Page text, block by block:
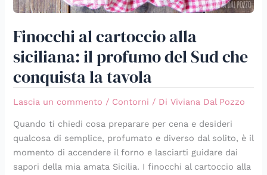
Finocchi al cartoccio alla
siciliana: il profumo del Sud che
conquista la tavola
Lascia un commento / Contorni / DiViviana Dal Pozzo
Quando ti chiedi cosa preparare per cena e desideri
qualcosa di semplice, profumato e diverso dal solito, è il
momento di accendere il forno e lasciarti guidare dai
sapori della mia amata Sicilia. I finocchi al cartoccio alla